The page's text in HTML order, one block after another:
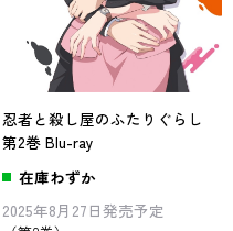
忍者と殺し屋のふたりぐらし
第2巻 Blu-ray
在庫わずか
2025年8月27日発売予定